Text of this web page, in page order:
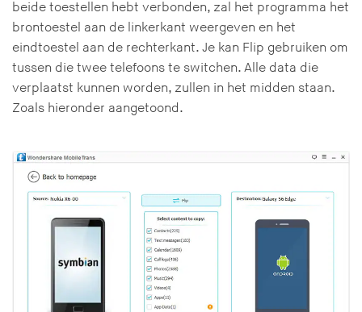
beide toestellen hebt verbonden, zal het programma het
brontoestel aan de linkerkant weergeven en het
eindtoestel aan de rechterkant. Je kan Flip gebruiken om
tussen die twee telefoons te switchen. Alle data die
verplaatst kunnen worden, zullen in het midden staan.
Zoals hieronder aangetoond.